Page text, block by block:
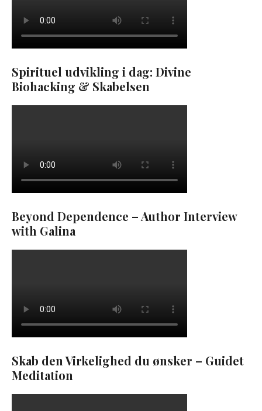
Spirituel udvikling i dag: Divine
Biohacking & Skabelsen
Beyond Dependence – Author Interview
with Galina
Skab den Virkelighed du ønsker – Guidet
Meditation